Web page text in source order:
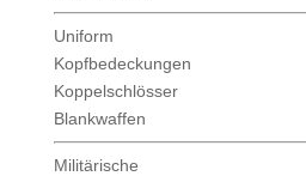
Uniform
Kopfbedeckungen
Koppelschlösser
Blankwaffen
Militärische